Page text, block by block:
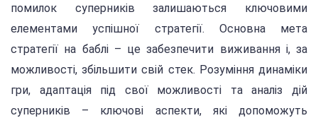
помилок суперників залишаються ключовими
елементами успішної стратегії. Основна мета
стратегії на баблі – це забезпечити виживання і, за
можливості, збільшити свій стек. Розуміння динаміки
гри, адаптація під свої можливості та аналіз дій
суперників – ключові аспекти, які допоможуть